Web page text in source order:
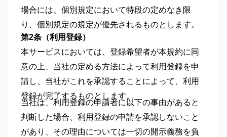
場合には、個別規定において特段の定めなき限
り、個別規定の規定が優先されるものとします。
第2条（利用登録）
本サービスにおいては、登録希望者が本規約に同
意の上、当社の定める方法によって利用登録を申
請し、当社がこれを承認することによって、利用
登録が完了するものとします。
当社は、利用登録の申請者に以下の事由があると
判断した場合、利用登録の申請を承認しないこと
があり、その理由については一切の開示義務を負